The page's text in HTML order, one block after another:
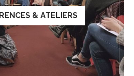
& ATELIERS